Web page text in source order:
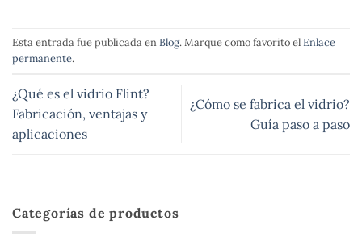
Esta entrada fue publicada enBlog. Marque como favorito elEnlace
permanente.
¿Qué es el vidrio Flint?
Fabricación, ventajas y
aplicaciones
¿Cómo se fabrica el vidrio?
Guía paso a paso
Categorías de productos